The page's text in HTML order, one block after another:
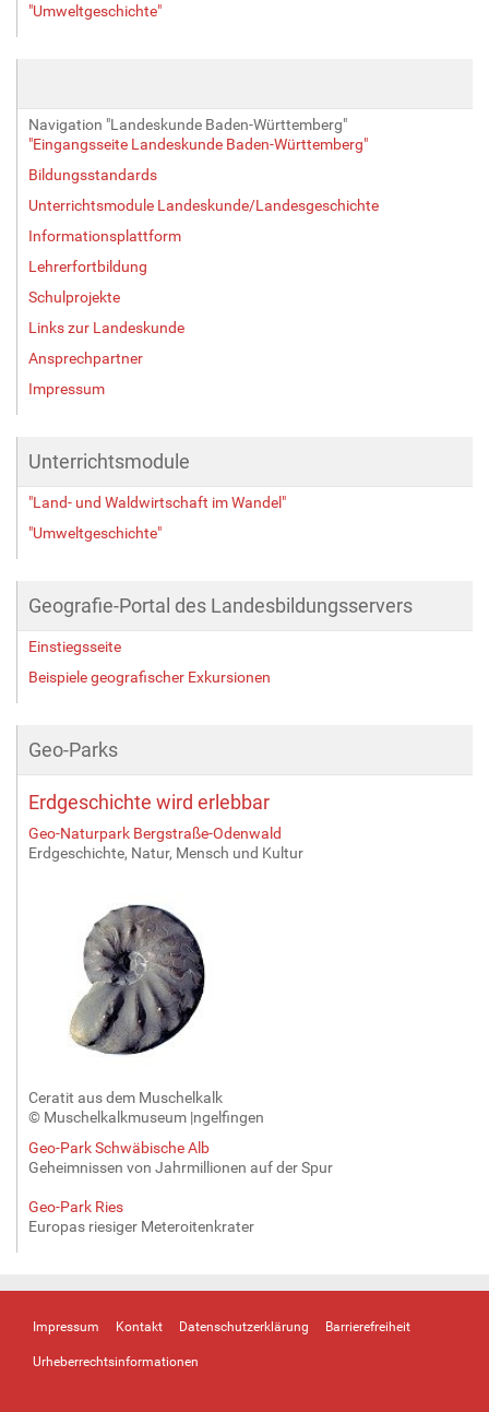
"Umweltgeschichte"
Navigation "Landeskunde Baden-Württemberg"
"Eingangsseite Landeskunde Baden-Württemberg"
Bildungsstandards
Unterrichtsmodule Landeskunde/Landesgeschichte
Informationsplattform
Lehrerfortbildung
Schulprojekte
Links zur Landeskunde
Ansprechpartner
Impressum
Unterrichtsmodule
"Land- und Waldwirtschaft im Wandel"
"Umweltgeschichte"
Geografie-Portal des Landesbildungsservers
Einstiegsseite
Beispiele geografischer Exkursionen
Geo-Parks
Erdgeschichte wird erlebbar
Geo-Naturpark Bergstraße-Odenwald
Erdgeschichte, Natur, Mensch und Kultur
Ceratit aus dem Muschelkalk
© Muschelkalkmuseum |ngelfingen
Geo-Park Schwäbische Alb
Geheimnissen von Jahrmillionen auf der Spur
Geo-Park Ries
Europas riesiger Meteroitenkrater
Impressum Kontakt Datenschutzerklärung Barrierefreiheit
Urheberrechtsinformationen